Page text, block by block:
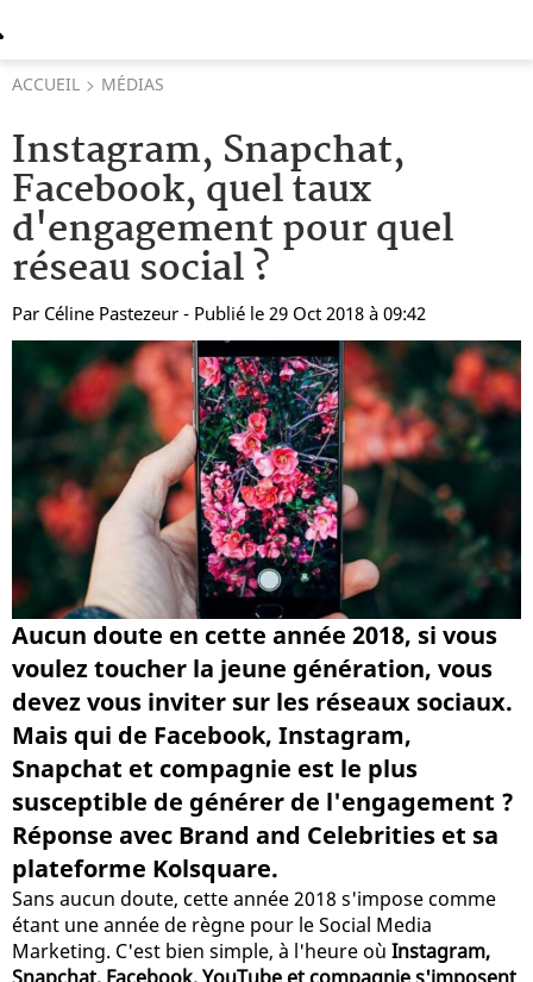
ACCUEIL MÉDIAS
Instagram, Snapchat,
Facebook, quel taux
d'engagement pour quel
réseau social ?
Par Céline Pastezeur - Publié le 29 Oct 2018 à 09:42
Aucun doute en cette année 2018, si vous
voulez toucher la jeune génération, vous
devez vous inviter sur les réseaux sociaux.
Mais qui de Facebook, Instagram,
Snapchat et compagnie est le plus
susceptible de générer de l'engagement ?
Réponse avec Brand and Celebrities et sa
plateforme Kolsquare.
Sans aucun doute, cette année 2018 s'impose comme
étant une année de règne pour le Social Media
Marketing. C'est bien simple, à l'heure où Instagram,